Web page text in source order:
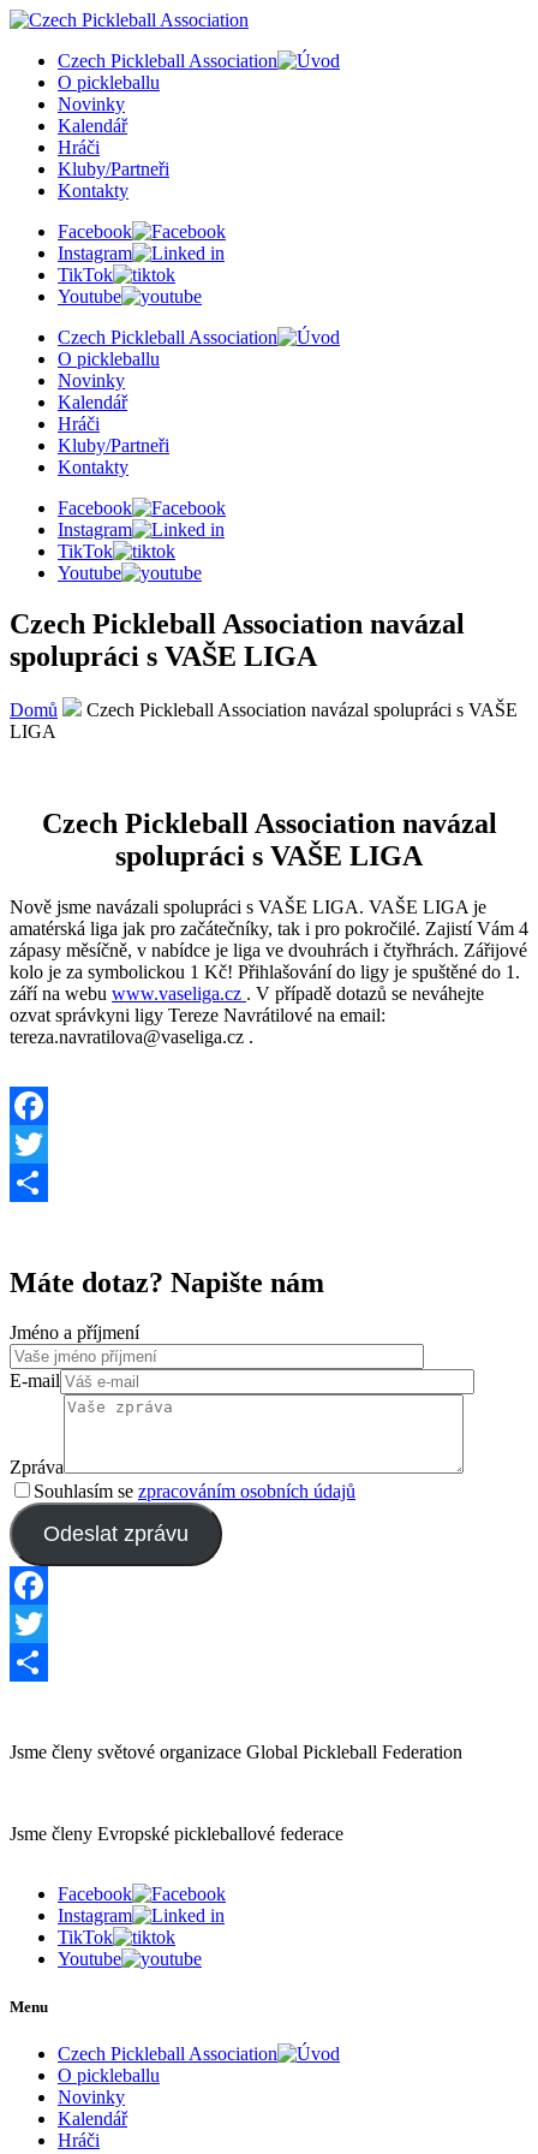
Czech Pickleball Association
O pickleballu
Novinky
Kalendář
Hráči
Kluby/Partneři
Kontakty
Facebook
Instagram
TikTok
Youtube
Czech Pickleball Association
O pickleballu
Novinky
Kalendář
Hráči
Kluby/Partneři
Kontakty
Facebook
Instagram
TikTok
Youtube
Czech Pickleball Association navázal
spolupráci s VAŠE LIGA
Domů
Czech Pickleball Association navázal spolupráci s VAŠE
LIGA
Czech Pickleball Association navázal
spolupráci s VAŠE LIGA
Nově jsme navázali spolupráci s VAŠE LIGA. VAŠE LIGA je
amatérská liga jak pro začátečníky, tak i pro pokročilé. Zajistí Vám 4
zápasy měsíčně, v nabídce je liga ve dvouhrách i čtyřhrách. Zářijové
kolo je za symbolickou 1 Kč! Přihlašování do ligy je spuštěné do 1.
září na webu www.vaseliga.cz . V případě dotazů se neváhejte
ozvat správkyni ligy Tereze Navrátilové na email:
tereza.navratilova@vaseliga.cz .
Facebook
Twitter
Máte dotaz? Napište nám
Jméno a příjmení
E-mail
Zpráva
Souhlasím se zpracováním osobních údajů
Odeslat zprávu
Facebook
Twitter
Jsme členy světové organizace Global Pickleball Federation
Jsme členy Evropské pickleballové federace
Facebook
Instagram
TikTok
Youtube
Menu
Czech Pickleball Association
O pickleballu
Novinky
Kalendář
Hráči